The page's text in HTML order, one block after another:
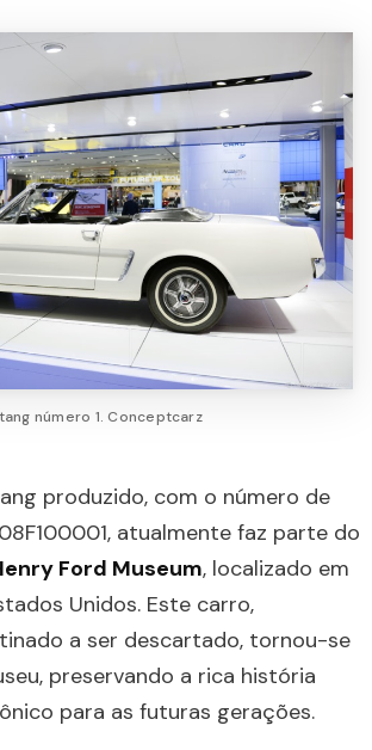
número 1. Conceptcarz
produzido, com o número de
atualmente faz parte do
Ford Museum, localizado em
Unidos. Este carro,
a ser descartado, tornou-se
preservando a rica história
para as futuras gerações.